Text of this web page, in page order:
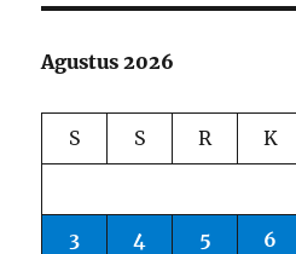
Agustus 2026
S S R K
3 4 5 6